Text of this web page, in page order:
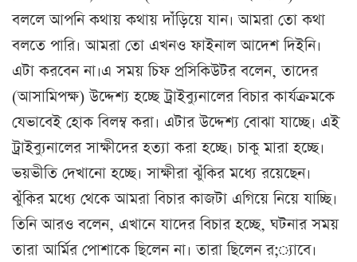
বললে আপনি কথায় কথায় দাঁড়িয়ে যান। আমরা তো কথা
বলতে পারি। আমরা তো এখনও ফাইনাল আদেশ দিইনি।
এটা করবেন না।এ সময় চিফ প্রসিকিউটর বলেন, তাদের
(আসামিপক্ষ) উদ্দেশ্য হচ্ছে ট্রাইব্যুনালের বিচার কার্যক্রমকে
যেভাবেই হোক বিলম্ব করা। এটার উদ্দেশ্য বোঝা যাচ্ছে। এই
ট্রাইব্যুনালের সাক্ষীদের হত্যা করা হচ্ছে। চাকু মারা হচ্ছে।
ভয়ভীতি দেখানো হচ্ছে। সাক্ষীরা ঝুঁকির মধ্যে রয়েছেন।
ঝুঁকির মধ্যে থেকে আমরা বিচার কাজটা এগিয়ে নিয়ে যাচ্ছি।
তিনি আরও বলেন, এখানে যাদের বিচার হচ্ছে, ঘটনার সময়
তারা আর্মির পোশাকে ছিলেন না। তারা ছিলেন র;্যাবে।